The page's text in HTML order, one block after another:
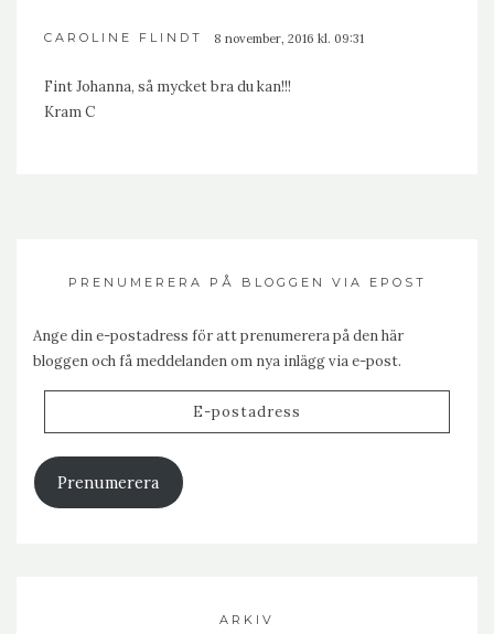
CAROLINE FLINDT 8 november, 2016 kl. 09:31
Fint Johanna, så mycket bra du kan!!!
Kram C
PRENUMERERA PÅ BLOGGEN VIA EPOST
Ange din e-postadress för att prenumerera på den här
bloggen och få meddelanden om nya inlägg via e-post.
postadress
Prenumerera
ARKIV